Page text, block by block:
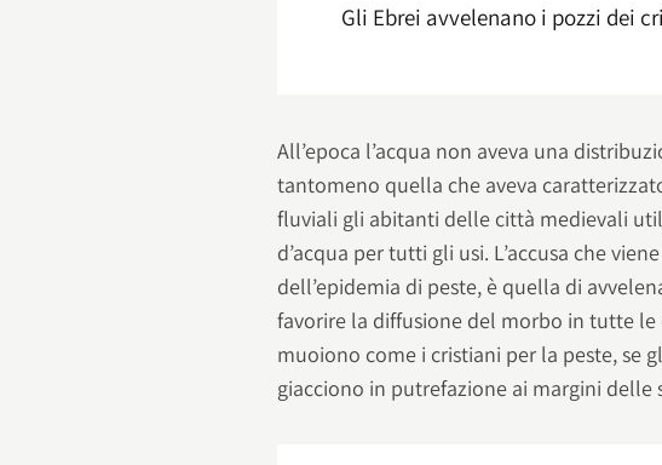
Gli Ebrei avvelenano i pozzi dei
All’epoca l’acqua non aveva una
tantomeno quella che aveva
fluviali gli abitanti delle città medievali
d’acqua per tutti gli usi. L’accusa che
dell’epidemia di peste, è quella di
favorire la diffusione del morbo in tutte
muoiono come i cristiani per la peste, se
giacciono in putrefazione ai margini